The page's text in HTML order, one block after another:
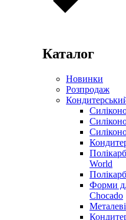
Каталог
Новинки
Розпродаж
World
Форми
Chocado